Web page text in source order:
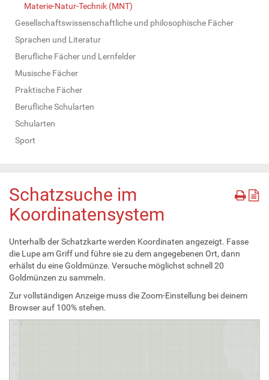
Materie-Natur-Technik (MNT)
Gesellschaftswissenschaftliche und philosophische Fächer
Sprachen und Literatur
Berufliche Fächer und Lernfelder
Musische Fächer
Praktische Fächer
Berufliche Schularten
Schularten
Sport
Schatzsuche im
Koordinatensystem
Unterhalb der Schatzkarte werden Koordinaten angezeigt. Fasse
die Lupe am Griff und führe sie zu dem angegebenen Ort, dann
erhälst du eine Goldmünze. Versuche möglichst schnell 20
Goldmünzen zu sammeln.
Zur vollständigen Anzeige muss die Zoom-Einstellung bei deinem
Browser auf 100% stehen.